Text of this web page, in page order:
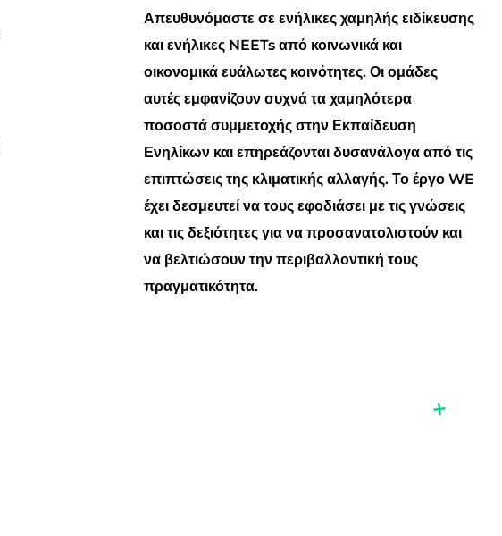
Απευθυνόμαστε σε ενήλικες χαμηλής ειδίκευσης
και ενήλικες NEETs από κοινωνικά και
οικονομικά ευάλωτες κοινότητες. Οι ομάδες
αυτές εμφανίζουν συχνά τα χαμηλότερα
ποσοστά συμμετοχής στην Εκπαίδευση
Ενηλίκων και επηρεάζονται δυσανάλογα από τις
επιπτώσεις της κλιματικής αλλαγής. Το έργο WE
έχει δεσμευτεί να τους εφοδιάσει με τις γνώσεις
και τις δεξιότητες για να προσανατολιστούν και
να βελτιώσουν την περιβαλλοντική τους
πραγματικότητα.